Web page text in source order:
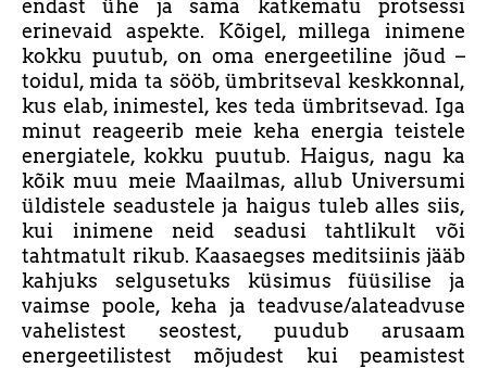
endast ühe ja sama katkematu protsessi
erinevaid aspekte. Kõigel, millega inimene
kokku puutub, on oma energeetiline jõud –
toidul, mida ta sööb, ümbritseval keskkonnal,
kus elab, inimestel, kes teda ümbritsevad. Iga
minut reageerib meie keha energia teistele
energiatele, kokku puutub. Haigus, nagu ka
kõik muu meie Maailmas, allub Universumi
üldistele seadustele ja haigus tuleb alles siis,
kui inimene neid seadusi tahtlikult või
tahtmatult rikub. Kaasaegses meditsiinis jääb
kahjuks selgusetuks küsimus füüsilise ja
vaimse poole, keha ja teadvuse/alateadvuse
vahelistest seostest, puudub arusaam
energeetilistest mõjudest kui peamistest